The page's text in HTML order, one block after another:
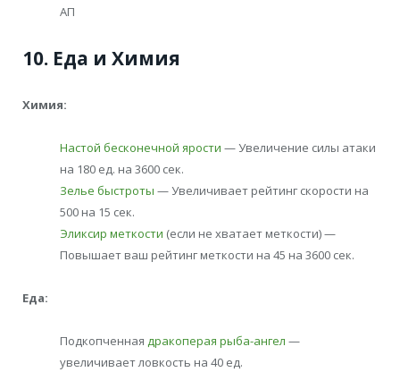
АП
10. Еда и Химия
Химия:
Настой бесконечной ярости — Увеличение силы атаки
на 180 ед. на 3600 сек.
Зелье быстроты — Увеличивает рейтинг скорости на
500 на 15 сек.
Эликсир меткости (если не хватает меткости) —
Повышает ваш рейтинг меткости на 45 на 3600 сек.
Еда:
Подкопченная дракоперая рыба-ангел —
увеличивает ловкость на 40 ед.